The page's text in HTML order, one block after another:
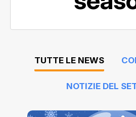
TUTTE LE NEWS
NOTIZIE DEL